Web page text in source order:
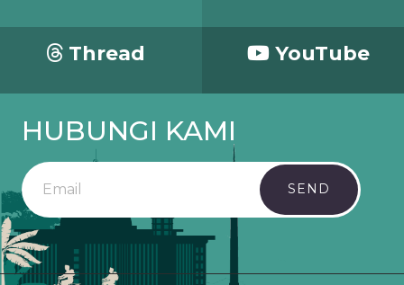
Thread YouTube
HUBUNGI KAMI
SEND